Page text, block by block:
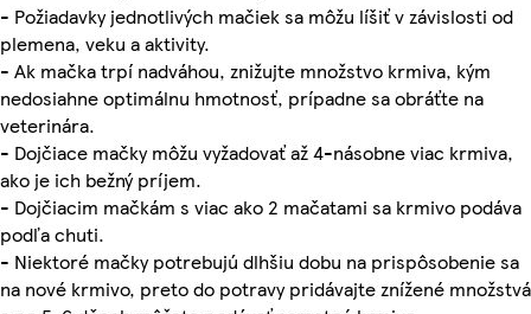
- Požiadavky jednotlivých mačiek sa môžu líšiť v závislosti od
plemena, veku a aktivity.
- Ak mačka trpí nadváhou, znižujte množstvo krmiva, kým
nedosiahne optimálnu hmotnosť, prípadne sa obráťte na
veterinára.
- Dojčiace mačky môžu vyžadovať až 4-násobne viac krmiva,
ako je ich bežný príjem.
- Dojčiacim mačkám s viac ako 2 mačatami sa krmivo podáva
podľa chuti.
- Niektoré mačky potrebujú dlhšiu dobu na prispôsobenie sa
na nové krmivo, preto do potravy pridávajte znížené množstvá